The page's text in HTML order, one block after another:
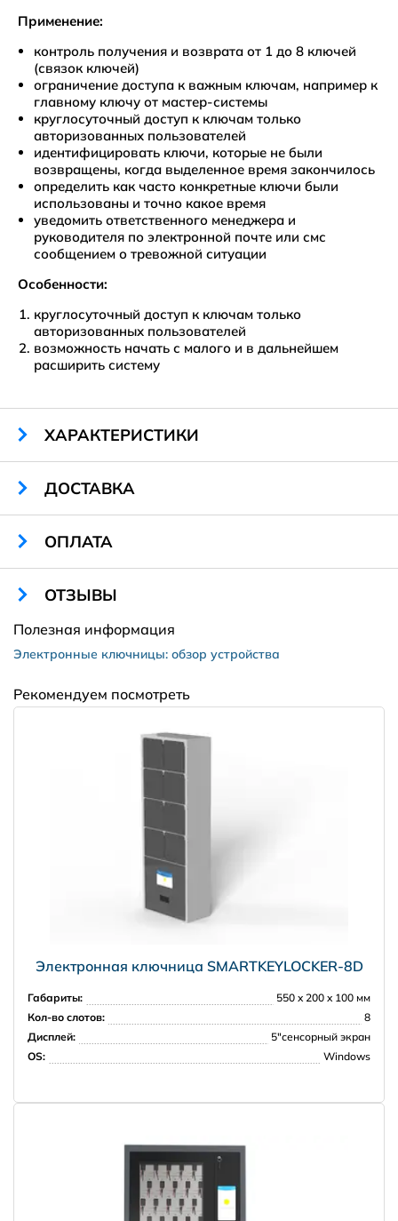
Применение:
контроль получения и возврата от 1 до 8 ключей
(связок ключей)
ограничение доступа к важным ключам, например к
главному ключу от мастер-системы
круглосуточный доступ к ключам только
авторизованных пользователей
идентифицировать ключи, которые не были
возвращены, когда выделенное время закончилось
определить как часто конкретные ключи были
использованы и точно какое время
уведомить ответственного менеджера и
руководителя по электронной почте или смс
сообщением о тревожной ситуации
Особенности:
круглосуточный доступ к ключам только
авторизованных пользователей
возможность начать с малого и в дальнейшем
расширить систему
ХАРАКТЕРИСТИКИ
Кол-во слотов:
Вес:
15 кг
Дисплей:
ДОСТАВКА
Санкт-Петербург и Ленинградская область
2500 рублей в пределах КАД
3500 рублей в пределах 30 км от КАД
Москва и Московская область
5000 рублей в пределах МКАД
7000 рублей в пределах 30 км от МКАД
ОПЛАТА
ОТЗЫВЫ
Amway
Полезная информация
Электронные ключницы: обзор устройства
Рекомендуем посмотреть
Электронная ключница SMARTKEYLOCKER-8D
Габариты:
550 x 200 x 100 мм
Кол-во слотов:
8
Дисплей:
5"сенсорный экран
OS:
Windows